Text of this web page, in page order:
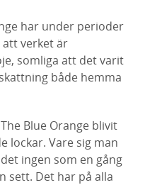
har under perioder
att verket är
somliga att det varit
både hemma
Blue Orange blivit
lockar. Vare sig man
ingen som en gång
sett. Det har på alla